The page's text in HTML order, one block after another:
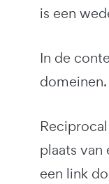
is een
In de
domeinen.
plaats
een link